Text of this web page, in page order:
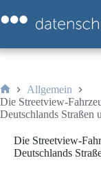
Inhalt
springen
Start
Allgemein
Die Streetview-
Deutschlands Straßen
Die Streetview-
Deutschlands